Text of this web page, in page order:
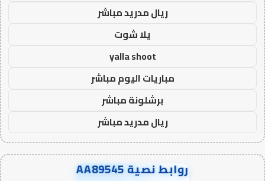
ريال مدريد مباشر
يلا شوت
yalla shoot
مباريات اليوم مباشر
برشلونة مباشر
ريال مدريد مباشر
روابط نصية AA89545